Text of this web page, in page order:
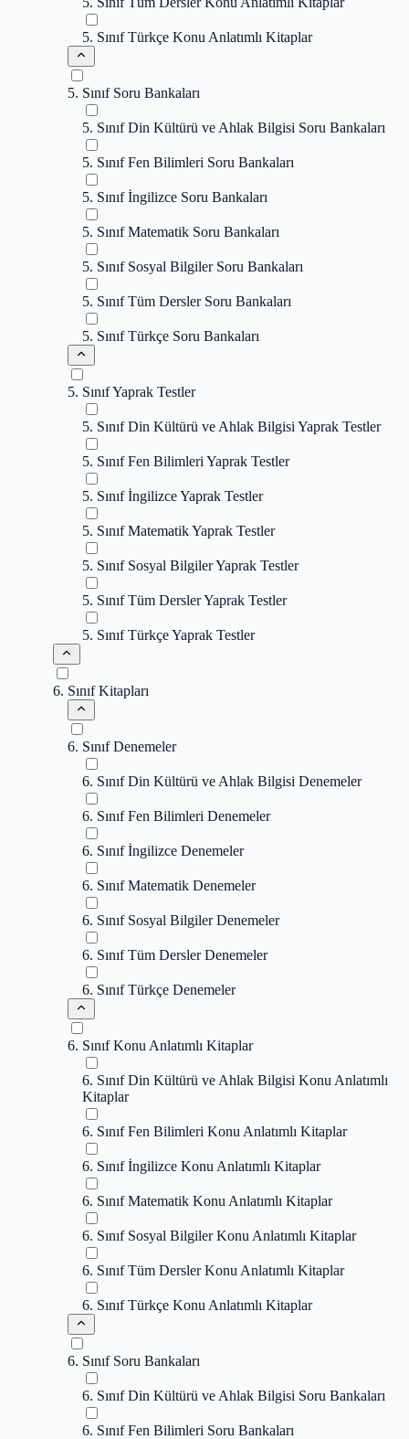
5. Sınıf Türkçe Konu Anlatımlı Kitaplar
5. Sınıf Soru Bankaları
5. Sınıf Din Kültürü ve Ahlak Bilgisi Soru Bankaları
5. Sınıf Fen Bilimleri Soru Bankaları
5. Sınıf İngilizce Soru Bankaları
5. Sınıf Matematik Soru Bankaları
5. Sınıf Sosyal Bilgiler Soru Bankaları
5. Sınıf Tüm Dersler Soru Bankaları
5. Sınıf Türkçe Soru Bankaları
5. Sınıf Yaprak Testler
5. Sınıf Din Kültürü ve Ahlak Bilgisi Yaprak Testler
5. Sınıf Fen Bilimleri Yaprak Testler
5. Sınıf İngilizce Yaprak Testler
5. Sınıf Matematik Yaprak Testler
5. Sınıf Sosyal Bilgiler Yaprak Testler
5. Sınıf Tüm Dersler Yaprak Testler
5. Sınıf Türkçe Yaprak Testler
6. Sınıf Kitapları
6. Sınıf Denemeler
6. Sınıf Din Kültürü ve Ahlak Bilgisi Denemeler
6. Sınıf Fen Bilimleri Denemeler
6. Sınıf İngilizce Denemeler
6. Sınıf Matematik Denemeler
6. Sınıf Sosyal Bilgiler Denemeler
6. Sınıf Tüm Dersler Denemeler
6. Sınıf Türkçe Denemeler
6. Sınıf Konu Anlatımlı Kitaplar
6. Sınıf Din Kültürü ve Ahlak Bilgisi Konu Anlatımlı
Kitaplar
6. Sınıf Fen Bilimleri Konu Anlatımlı Kitaplar
6. Sınıf İngilizce Konu Anlatımlı Kitaplar
6. Sınıf Matematik Konu Anlatımlı Kitaplar
6. Sınıf Sosyal Bilgiler Konu Anlatımlı Kitaplar
6. Sınıf Tüm Dersler Konu Anlatımlı Kitaplar
6. Sınıf Türkçe Konu Anlatımlı Kitaplar
6. Sınıf Soru Bankaları
6. Sınıf Din Kültürü ve Ahlak Bilgisi Soru Bankaları
6. Sınıf Fen Bilimleri Soru Bankaları